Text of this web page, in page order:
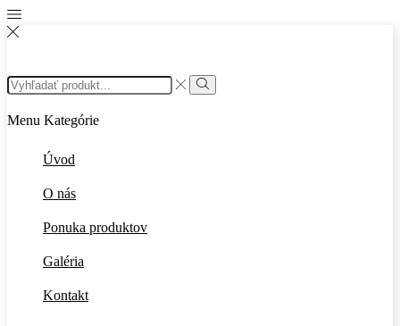
Search
input
Search
Menu Kategórie
Úvod
O nás
Ponuka produktov
Galéria
Kontakt